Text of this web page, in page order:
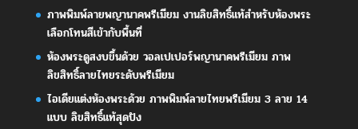
ภาพพิมพ์ลายพญานาคพรีเมียม งานลิขสิทธิ์แท้สำหรับห้องพระ
เลือกโทนสีเข้ากับพื้นที่
ห้องพระดูสงบขึ้นด้วย วอลเปเปอร์พญานาคพรีเมียม ภาพ
ลิขสิทธิ์ลายไทยระดับพรีเมียม
ไอเดียแต่งห้องพระด้วย ภาพพิมพ์ลายไทยพรีเมียม 3 ลาย 14
แบบ ลิขสิทธิ์แท้สุดปัง